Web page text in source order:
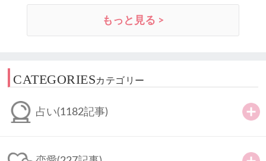
もっと見る >
CATEGORIESカテゴリー
占い(1182記事)